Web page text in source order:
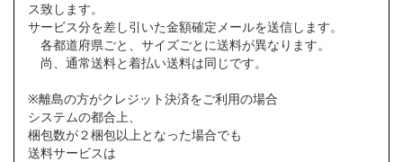
ス致します。
サービス分を差し引いた金額確定メールを送信します。
各都道府県ごと、サイズごとに送料が異なります。
尚、通常送料と着払い送料は同じです。
※離島の方がクレジット決済をご利用の場合
システムの都合上、
梱包数が２梱包以上となった場合でも
送料サービスは